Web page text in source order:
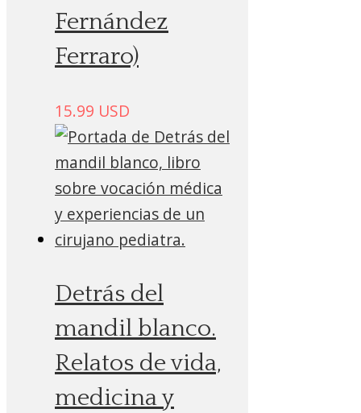
Fernández
Ferraro)
15.99 USD
Detrás del
mandil blanco.
Relatos de vida,
medicina y